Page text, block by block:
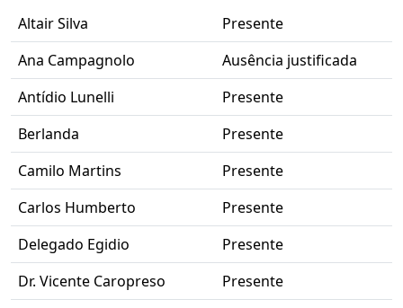
Altair Silva
Presente
Ana Campagnolo
Ausência justificada
Antídio Lunelli
Presente
Berlanda
Presente
Camilo Martins
Presente
Carlos Humberto
Presente
Delegado Egidio
Presente
Dr. Vicente Caropreso
Presente